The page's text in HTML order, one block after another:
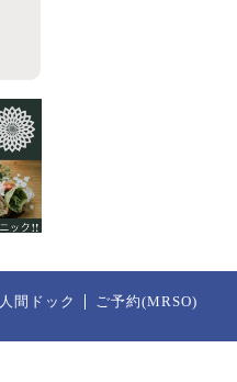
人間ドック ご予約(MRSO)